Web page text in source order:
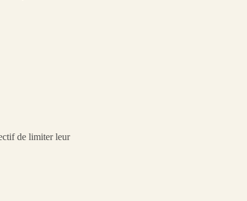
de limiter leur